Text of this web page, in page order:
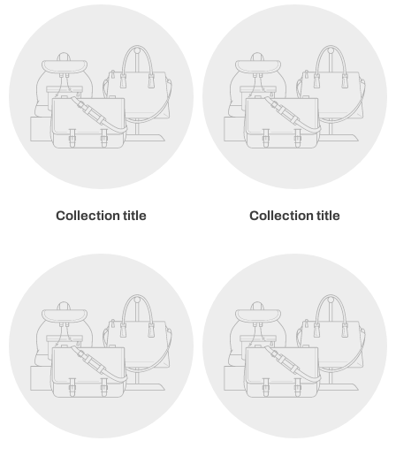
Collection title Collection title